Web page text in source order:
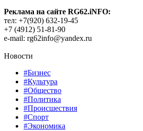
Реклама на сайте RG62.iNFO:
тел: +7(920) 632-19-45
+7 (4912) 51-81-90
e-mail: rg62info@yandex.ru
Новости
#Бизнес
#Культура
#Общество
#Политика
#Происшествия
#Спорт
#Экономика